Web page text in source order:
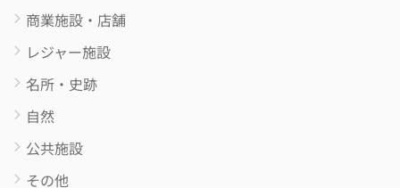
商業施設・店舗
レジャー施設
名所・史跡
自然
公共施設
その他